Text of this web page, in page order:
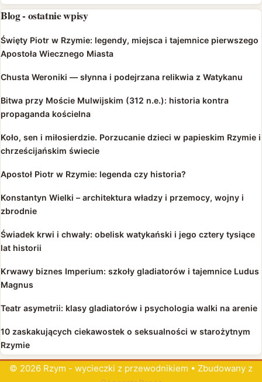
Blog - ostatnie wpisy
Święty Piotr w Rzymie: legendy, miejsca i tajemnice pierwszego
Apostoła Wiecznego Miasta
Chusta Weroniki — słynna i podejrzana relikwia z Watykanu
Bitwa przy Moście Mulwijskim (312 n.e.): historia kontra
propaganda kościelna
Koło, sen i miłosierdzie. Porzucanie dzieci w papieskim Rzymie i
chrześcijańskim świecie
Apostoł Piotr w Rzymie: legenda czy historia?
Konstantyn Wielki – architektura władzy i przemocy, wojny i
zbrodnie
Świadek krwi i chwały: obelisk watykański i jego cztery tysiące
lat historii
Krwawy biznes Imperium: szkoły gladiatorów i tajemnice Ludus
Magnus
Teatr asymetrii: klasy gladiatorów i psychologia walki na arenie
10 zaskakujących ciekawostek o seksualności w starożytnym
Rzymie
© 2026 Rzym - wycieczki z przewodnikiem • Zbudowany z